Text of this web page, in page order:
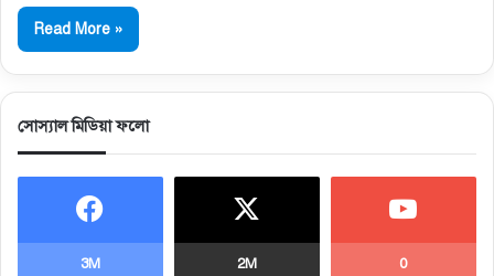
Read More »
সোস্যাল মিডিয়া ফলো
3M 2M 0